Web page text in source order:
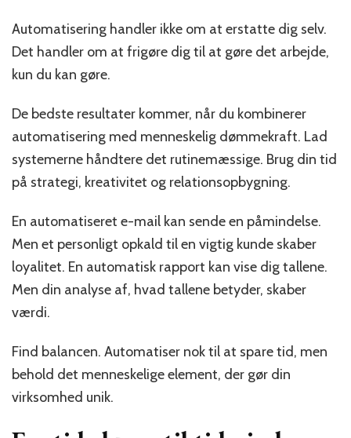
Automatisering handler ikke om at erstatte dig selv.
Det handler om at frigøre dig til at gøre det arbejde,
kun du kan gøre.
De bedste resultater kommer, når du kombinerer
automatisering med menneskelig dømmekraft. Lad
systemerne håndtere det rutinemæssige. Brug din tid
på strategi, kreativitet og relationsopbygning.
En automatiseret e-mail kan sende en påmindelse.
Men et personligt opkald til en vigtig kunde skaber
loyalitet. En automatisk rapport kan vise dig tallene.
Men din analyse af, hvad tallene betyder, skaber
værdi.
Find balancen. Automatiser nok til at spare tid, men
behold det menneskelige element, der gør din
virksomhed unik.